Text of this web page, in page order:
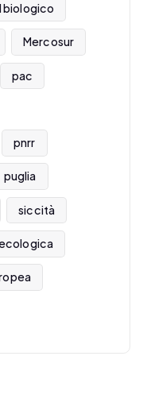
biologico
Mercosur
pac
pnrr
puglia
siccità